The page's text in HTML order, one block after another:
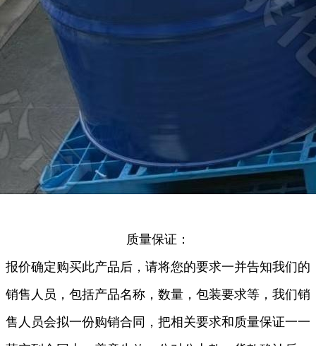
质量保证：
报价确定购买此产品后，请将您的要求一并告知我们的
销售人员，包括产品名称，数量，包装要求等，我们销
售人员会拟一份购销合同，把相关要求和质量保证一一